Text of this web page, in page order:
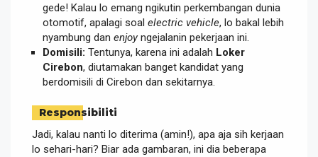
gede! Kalau lo emang ngikutin perkembangan dunia
otomotif, apalagi soal electric vehicle, lo bakal lebih
nyambung dan enjoyngejalanin pekerjaan ini.
Domisili: Tentunya, karena ini adalah Loker
Cirebon, diutamakan banget kandidat yang
berdomisili di Cirebon dan sekitarnya.
Responsibiliti
Jadi, kalau nanti lo diterima (amin!), apa aja sih kerjaan
lo sehari-hari? Biar ada gambaran, ini dia beberapa